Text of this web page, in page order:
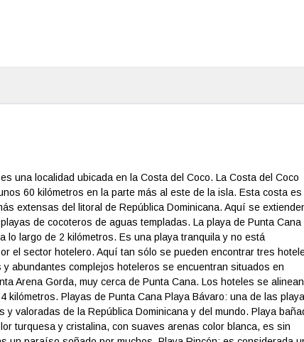
una localidad ubicada en la Costa del Coco. La Costa del Coco
60 kilómetros en la parte más al este de la isla. Esta costa es
extensas del litoral de República Dominicana. Aquí se
de cocoteros de aguas templadas. La playa de Punta Cana
lo largo de 2 kilómetros. Es una playa tranquila y no está
el sector hotelero. Aquí tan sólo se pueden encontrar tres
y abundantes complejos hoteleros se encuentran situados en
Arena Gorda, muy cerca de Punta Cana. Los hoteles se
kilómetros. Playas de Punta Cana Playa Bávaro: una de las
y valoradas de la República Dominicana y del mundo. Playa
turquesa y cristalina, con suaves arenas color blanca, es sin